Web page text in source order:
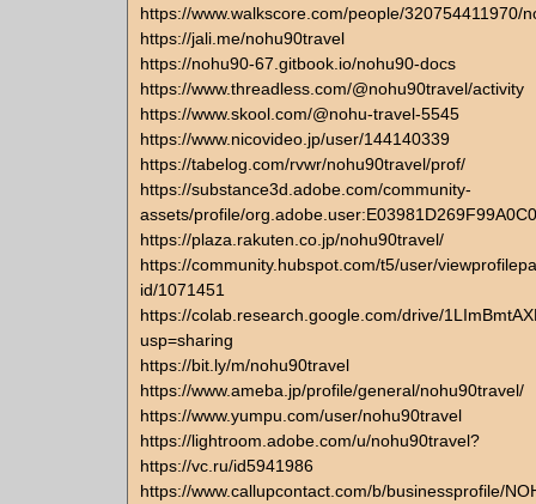
https://www.walkscore.com/people/320754411970/
https://jali.me/nohu90travel
https://nohu90-67.gitbook.io/nohu90-docs
https://www.threadless.com/@nohu90travel/activity
https://www.skool.com/@nohu-travel-5545
https://www.nicovideo.jp/user/144140339
https://tabelog.com/rvwr/nohu90travel/prof/
https://substance3d.adobe.com/community-
assets/profile/
https://plaza.rakuten.co.jp/nohu90travel/
https://community.hubspot.com/t5/user/
id/1071451
https://colab.research.google.com/drive/
usp=sharing
https://bit.ly/m/nohu90travel
https://www.ameba.jp/profile/general/nohu90travel/
https://www.yumpu.com/user/nohu90travel
https://lightroom.adobe.com/u/nohu90travel?
https://vc.ru/id5941986
https://www.callupcontact.com/b/businessprofile/